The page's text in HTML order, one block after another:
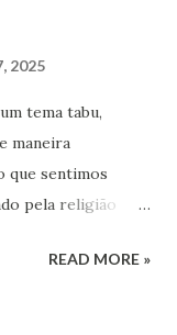
2025
tema tabu,
maneira
que sentimos
pela religião
ele ronda o
READ MORE »